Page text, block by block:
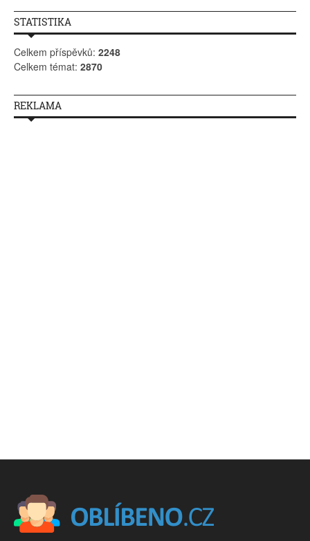
STATISTIKA
Celkem příspěvků: 2248
Celkem témat: 2870
REKLAMA